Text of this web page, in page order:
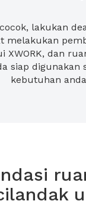
lakukan
melakukan
XWORK, dan
siap digunakan
kebutuhan anda